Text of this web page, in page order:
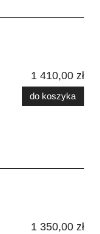
1 410,00 zł
do koszyka
1 350,00 zł